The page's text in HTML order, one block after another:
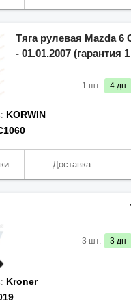
Тяга рулевая Mazda 6
- 01.01.2007 (гарантия
1 шт. 4 дн
KORWIN
Доставка
3 шт. 3 дн
Kroner